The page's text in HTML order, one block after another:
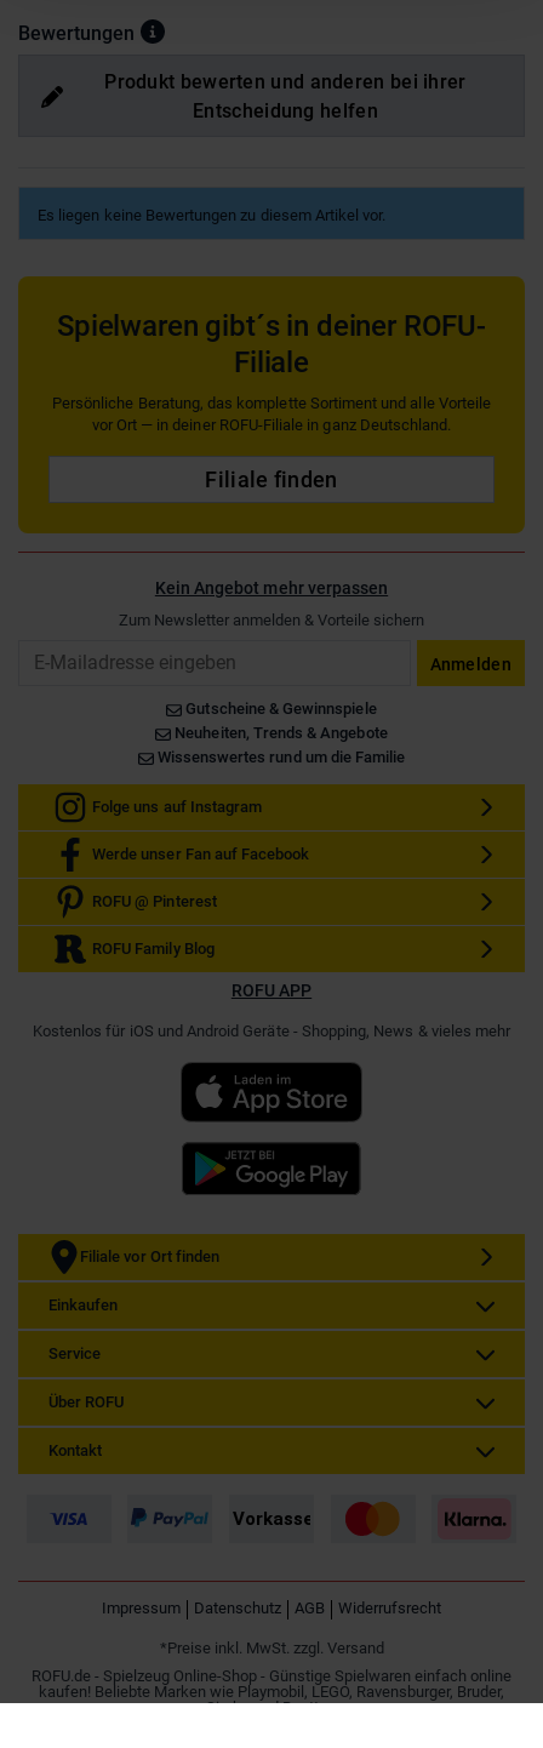
Bewertungen
Produkt bewerten und anderen bei ihrer
Entscheidung helfen
Es liegen keine Bewertungen zu diesem Artikel vor.
Spielwaren gibt´s in deiner ROFU-
Filiale
Persönliche Beratung, das komplette Sortiment und alle Vorteile
vor Ort — in deiner ROFU-Filiale in ganz Deutschland.
Filiale finden
Kein Angebot mehr verpassen
Zum Newsletter anmelden & Vorteile sichern
Anmelden
Gutscheine & Gewinnspiele
Neuheiten, Trends & Angebote
Wissenswertes rund um die Familie
Folge uns auf Instagram
Werde unser Fan auf Facebook
ROFU @ Pinterest
ROFU Family Blog
ROFU APP
Kostenlos für iOS und Android Geräte - Shopping, News & vieles mehr
Filiale vor Ort finden
Einkaufen
Service
Über ROFU
Kontakt
Impressum Datenschutz AGB Widerrufsrecht
*Preise inkl. MwSt. zzgl. Versand
ROFU.de - Spielzeug Online-Shop - Günstige Spielwaren einfach online
kaufen! Beliebte Marken wie Playmobil, LEGO, Ravensburger, Bruder,
Simba und Besttoy.